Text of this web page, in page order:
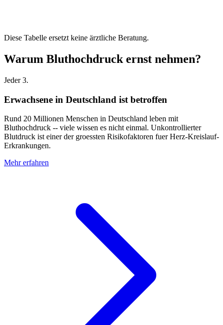
Diese Tabelle ersetzt keine ärztliche Beratung.
Warum Bluthochdruck ernst nehmen?
Jeder 3.
Erwachsene in Deutschland ist betroffen
Rund 20 Millionen Menschen in Deutschland leben mit
Bluthochdruck -- viele wissen es nicht einmal. Unkontrollierter
Blutdruck ist einer der groessten Risikofaktoren fuer Herz-Kreislauf-
Erkrankungen.
Mehr erfahren